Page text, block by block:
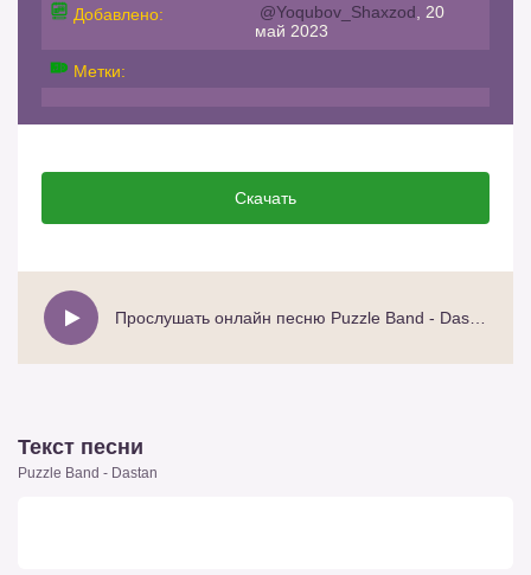
Добавлено: @Yoqubov_Shaxzod , 20
май 2023
Метки:
Скачать
Текст песни
Puzzle Band - Dastan